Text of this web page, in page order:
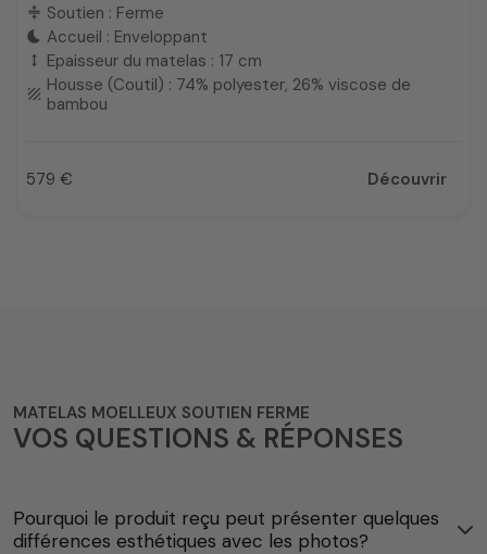
compress Soutien : Ferme
bedtime Accueil : Enveloppant
height Epaisseur du matelas : 17 cm
texture Housse (Coutil) : 74% polyester, 26% viscose de
bambou
Prix
579 € Découvrir
MATELAS MOELLEUX SOUTIEN FERME
VOS QUESTIONS & RÉPONSES
Pourquoi le produit reçu peut présenter quelques
différences esthétiques avec les photos?